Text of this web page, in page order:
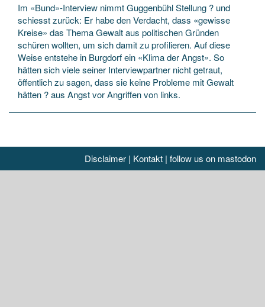
Im «Bund»-Interview nimmt Guggenbühl Stellung ? und
schiesst zurück: Er habe den Verdacht, dass «gewisse
Kreise» das Thema Gewalt aus politischen Gründen
schüren wollten, um sich damit zu profilieren. Auf diese
Weise entstehe in Burgdorf ein «Klima der Angst». So
hätten sich viele seiner Interviewpartner nicht getraut,
öffentlich zu sagen, dass sie keine Probleme mit Gewalt
hätten ? aus Angst vor Angriffen von links.
Disclaimer | Kontakt | follow us on mastodon